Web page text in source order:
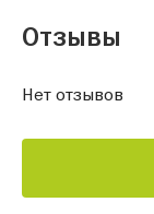
Отзывы
Нет отзывов